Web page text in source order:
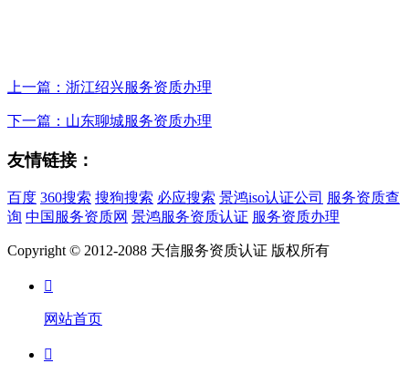
上一篇：浙江绍兴服务资质办理
下一篇：山东聊城服务资质办理
友情链接：
百度 360搜索 搜狗搜索 必应搜索 景鸿iso认证公司 服务资质查
询 中国服务资质网 景鸿服务资质认证 服务资质办理
Copyright © 2012-2088 天信服务资质认证 版权所有

网站首页
